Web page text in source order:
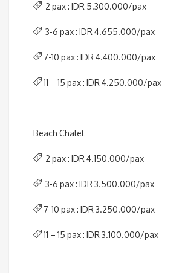
2 pax : IDR 5.300.000/pax
3-6 pax : IDR 4.655.000/pax
7-10 pax : IDR 4.400.000/pax
11 – 15 pax : IDR 4.250.000/pax
Beach Chalet
2 pax : IDR 4.150.000/pax
3-6 pax : IDR 3.500.000/pax
7-10 pax : IDR 3.250.000/pax
11 – 15 pax : IDR 3.100.000/pax